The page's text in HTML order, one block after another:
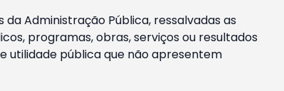
Administração Pública, ressalvadas as
programas, obras, serviços ou resultados
utilidade pública que não apresentem